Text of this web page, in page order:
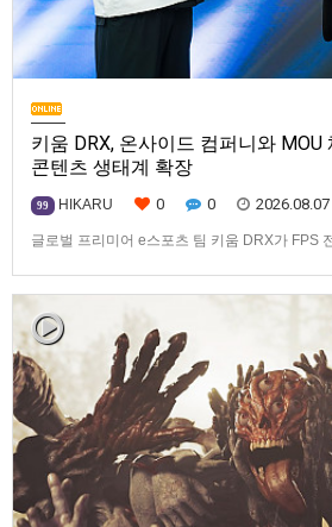
키움 DRX, 온사이드 컴퍼니와 MOU
콘텐츠 생태계 확장
99 HIKARU 0 0 2026.08.07
글로벌 프리미어 e스포츠 팀 키움 DRX가 FPS
문화 산업 저변 확대 및 콘텐츠 강화를 위한 업
밝혔다. 이날 협약식에는 키움 DRX 양선일 대